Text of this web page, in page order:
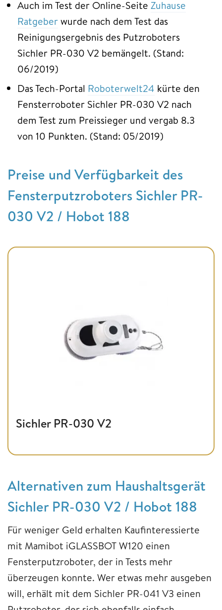
Auch im Test der Online-Seite Zuhause
Ratgeberwurde nach dem Test das
Reinigungsergebnis des Putzroboters
Sichler PR-030 V2 bemängelt. (Stand:
06/2019)
Das Tech-Portal Roboterwelt24 kürte den
Fensterroboter Sichler PR-030 V2 nach
dem Test zum Preissieger und vergab 8.3
von 10 Punkten. (Stand: 05/2019)
Preise und Verfügbarkeit des
Fensterputzroboters Sichler PR-
030 V2 / Hobot 188
Sichler PR-030 V2
Alternativen zum Haushaltsgerät
Sichler PR-030 V2 / Hobot 188
Für weniger Geld erhalten Kaufinteressierte
mit Mamibot iGLASSBOT W120 einen
Fensterputzroboter, der in Tests mehr
überzeugen konnte. Wer etwas mehr ausgeben
will, erhält mit dem Sichler PR-041 V3 einen